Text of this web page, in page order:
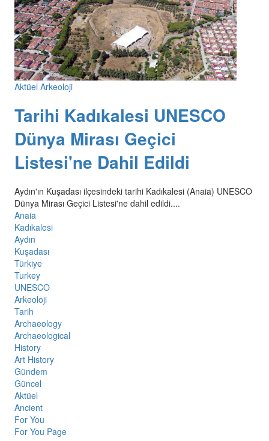
Aktüel Arkeoloji
Tarihi Kadıkalesi UNESCO
Dünya Mirası Geçici
Listesi'ne Dahil Edildi
Aydın'ın Kuşadası ilçesindeki tarihi Kadıkalesi (Anaia) UNESCO
Dünya Mirası Geçici Listesi'ne dahil edildi....
Anaia
Kadıkalesi
Aydın
Kuşadası
Türkiye
Turkey
UNESCO
Arkeoloji
Tarih
Archaeology
Archaeological
History
Art History
Gündem
Güncel
Aktüel
Ancient
For You
For You Page